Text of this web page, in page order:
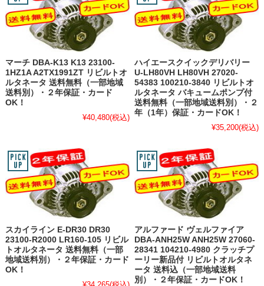
マーチ DBA-K13 K13 23100-
1HZ1A A2TX1991ZT リビルトオ
ルタネータ 送料無料（一部地域
送料別）・２年保証・カード
OK！
¥40,480(税込)
ハイエースクイックデリバリー
U-LH80VH LH80VH 27020-
54383 100210-3840 リビルトオ
ルタネータ バキュームポンプ付
送料無料（一部地域送料別）・２
年（1年）保証・カードOK！
¥35,200(税込)
スカイライン E-DR30 DR30
23100-R2000 LR160-105 リビル
トオルタネータ 送料無料（一部
地域送料別）・２年保証・カード
OK！
アルファード ヴェルファイア
DBA-ANH25W ANH25W 27060-
28341 104210-4980 クラッチプ
ーリー新品付 リビルトオルタネ
ータ 送料込（一部地域送料
別）・２年保証・カードOK！